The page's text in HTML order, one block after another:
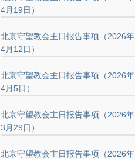
4月19日）
北京守望教会主日报告事项（2026年
4月12日）
北京守望教会主日报告事项（2026年
4月5日）
北京守望教会主日报告事项（2026年
3月29日）
北京守望教会主日报告事项（2026年